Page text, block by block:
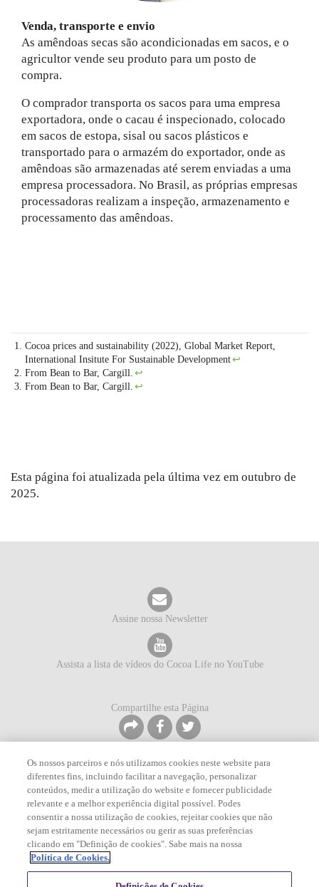
Venda, transporte e envio
As amêndoas secas são acondicionadas em sacos, e o
agricultor vende seu produto para um posto de
compra.
O comprador transporta os sacos para uma empresa
exportadora, onde o cacau é inspecionado, colocado
em sacos de estopa, sisal ou sacos plásticos e
transportado para o armazém do exportador, onde as
amêndoas são armazenadas até serem enviadas a uma
empresa processadora. No Brasil, as próprias empresas
processadoras realizam a inspeção, armazenamento e
processamento das amêndoas.
Cocoa prices and sustainability (2022), Global Market Report,
International Insitute For Sustainable Development↩
From Bean to Bar, Cargill. ↩
From Bean to Bar, Cargill. ↩
Esta página foi atualizada pela última vez em outubro de
2025.
Assine nossa Newsletter
Assista a lista de vídeos do Cocoa Life no YouTube
Compartilhe esta Página
©2026 Mondelēz International. Todos os direitos reservados.
Política de Privacidade
Termos de Serviço
Mapa do Site
Fale Conosco
Política de Cookies
Os nossos parceiros e nós utilizamos cookies neste website para
diferentes fins, incluindo facilitar a navegação, personalizar
conteúdos, medir a utilização do website e fornecer publicidade
relevante e a melhor experiência digital possível. Podes
consentir a nossa utilização de cookies, rejeitar cookies que não
sejam estritamente necessários ou gerir as suas preferências
clicando em "Definição de cookies". Sabe mais na nossa
Política de Cookies.